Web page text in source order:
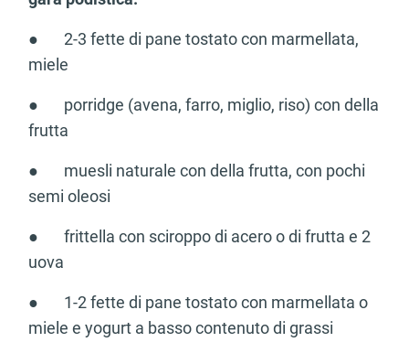
● 2-3 fette di pane tostato con marmellata,
miele
● porridge (avena, farro, miglio, riso) con della
frutta
● muesli naturale con della frutta, con pochi
semi oleosi
● frittella con sciroppo di acero o di frutta e 2
uova
● 1-2 fette di pane tostato con marmellata o
miele e yogurt a basso contenuto di grassi